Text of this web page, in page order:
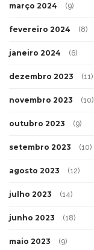
março 2024 (9)
fevereiro 2024 (8)
janeiro 2024 (6)
dezembro 2023 (11)
novembro 2023 (10)
outubro 2023 (9)
setembro 2023 (10)
agosto 2023 (12)
julho 2023 (14)
junho 2023 (18)
maio 2023 (9)